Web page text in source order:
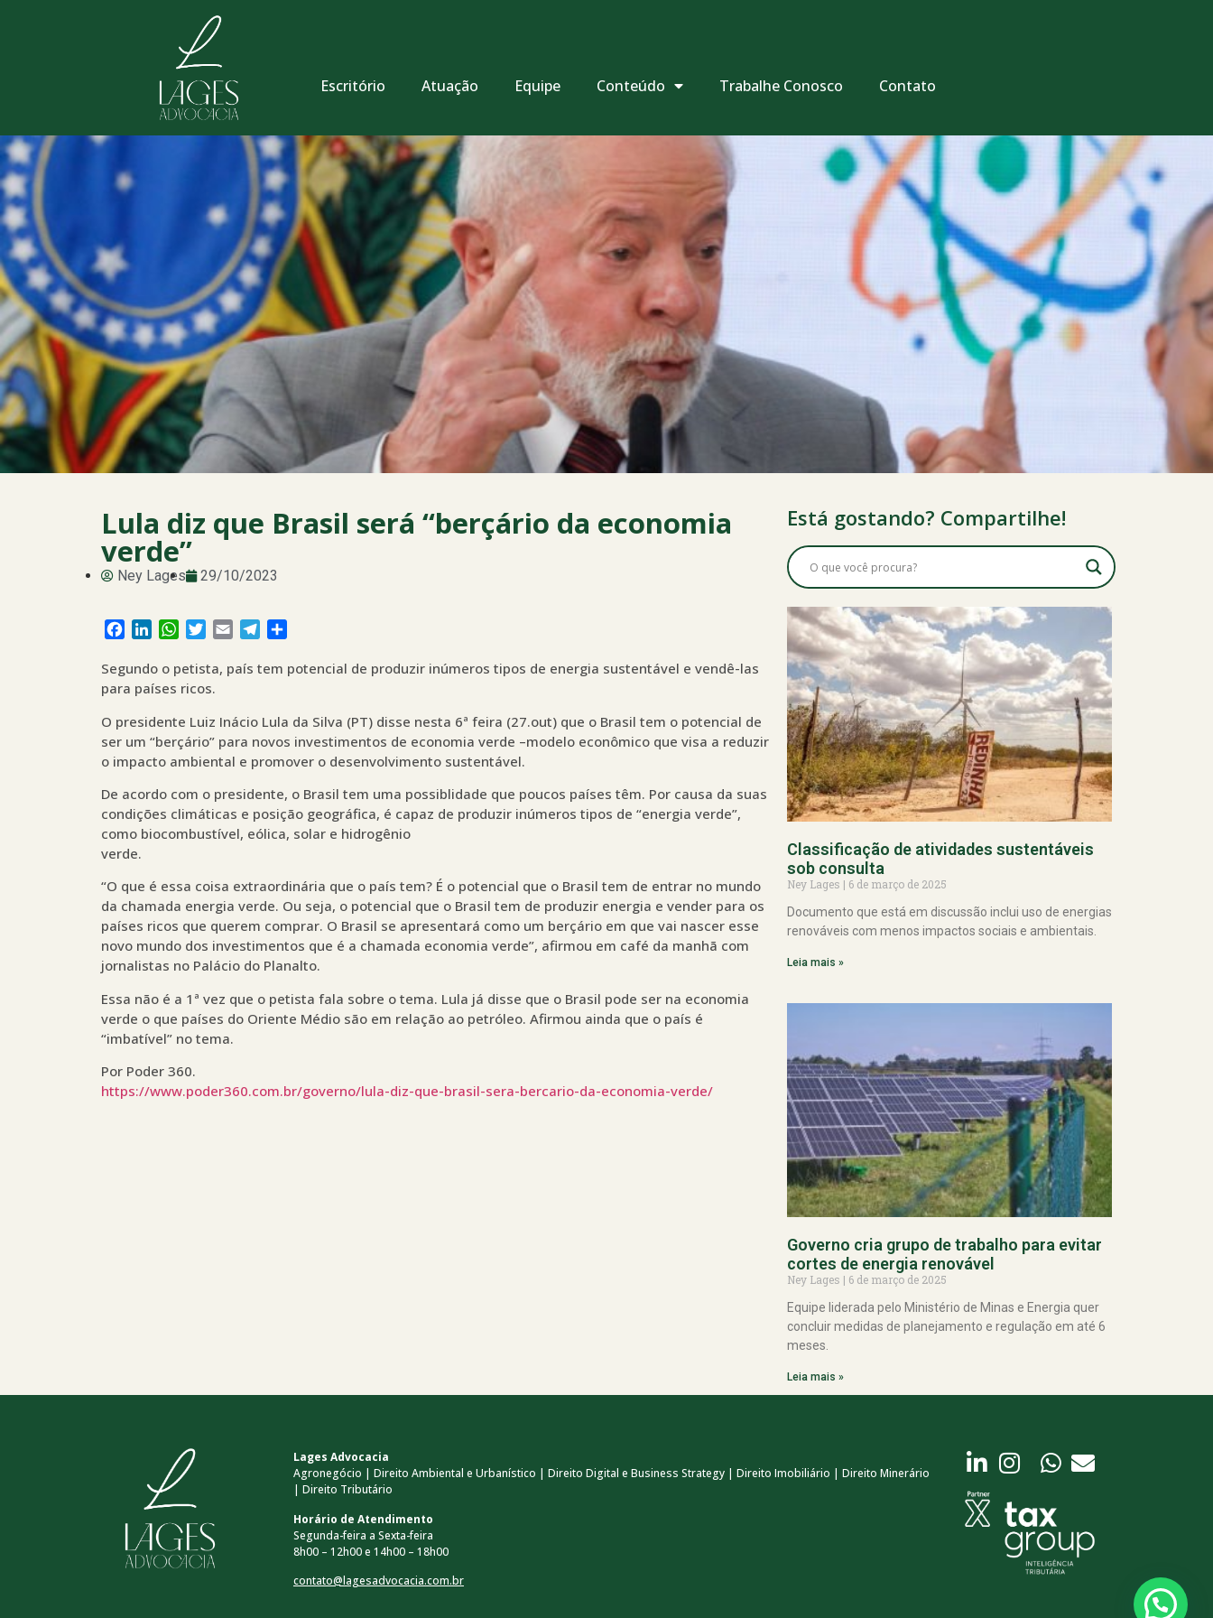
Escritório Atuação Equipe Conteúdo Trabalhe Conosco Contato
Lula diz que Brasil será “berçário da economia
verde”
Ney Lages 29/10/2023
Facebook
LinkedInWhatsApp
Twitter
Email Telegram
Segundo o petista, país tem potencial de produzir inúmeros tipos de energia sustentável e vendê-las
para países ricos.
O presidente Luiz Inácio Lula da Silva (PT) disse nesta 6ª feira (27.out) que o Brasil tem o potencial de
ser um “berçário” para novos investimentos de economia verde –modelo econômico que visa a reduzir
o impacto ambiental e promover o desenvolvimento sustentável.
De acordo com o presidente, o Brasil tem uma possiblidade que poucos países têm. Por causa da suas
condições climáticas e posição geográfica, é capaz de produzir inúmeros tipos de “energia verde”,
como biocombustível, eólica, solar e hidrogênio
verde.
“O que é essa coisa extraordinária que o país tem? É o potencial que o Brasil tem de entrar no mundo
da chamada energia verde. Ou seja, o potencial que o Brasil tem de produzir energia e vender para os
países ricos que querem comprar. O Brasil se apresentará como um berçário em que vai nascer esse
novo mundo dos investimentos que é a chamada economia verde”, afirmou em café da manhã com
jornalistas no Palácio do Planalto.
Essa não é a 1ª vez que o petista fala sobre o tema. Lula já disse que o Brasil pode ser na economia
verde o que países do Oriente Médio são em relação ao petróleo. Afirmou ainda que o país é
“imbatível” no tema.
Por Poder 360.
https://www.poder360.com.br/governo/lula-diz-que-brasil-sera-bercario-da-economia-verde/
Está gostando? Compartilhe!
Classificação de atividades sustentáveis
sob consulta
Ney Lages
6 de março de 2025
Documento que está em discussão inclui uso de energias
renováveis com menos impactos sociais e ambientais.
Leia mais »
Governo cria grupo de trabalho para evitar
cortes de energia renovável
Ney Lages
6 de março de 2025
Equipe liderada pelo Ministério de Minas e Energia quer
concluir medidas de planejamento e regulação em até 6
meses.
Leia mais »
Lages Advocacia
Agronegócio | Direito Ambiental e Urbanístico | Direito Digital e Business Strategy | Direito Imobiliário | Direito Minerário
| Direito Tributário
Horário de Atendimento
Segunda-feira a Sexta-feira
8h00 – 12h00 e 14h00 – 18h00
contato@lagesadvocacia.com.br